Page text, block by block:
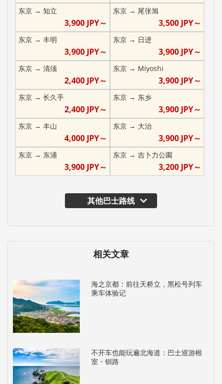
东京 → 知立
3,900JPY～
东京→ 尾张旭
3,500 JPY～
东京 → 丰明
3,900JPY～
东京→ 日进
3,900 JPY～
东京 → 清须
2,400JPY～
东京→ Miyoshi
3,900 JPY～
东京 → 长久手
2,400JPY～
东京→ 东乡
3,900 JPY～
东京 → 丰山
4,000JPY～
东京→ 大治
3,900 JPY～
东京 → 东浦
3,900JPY～
东京→ 吉卜力公園
3,200 JPY～
其他巴士路线
相关文章
海之京都：前往天桥立，黑松号列车
乘车体验记
不开车也能玩遍北海道：巴士巡游根
室・钏路